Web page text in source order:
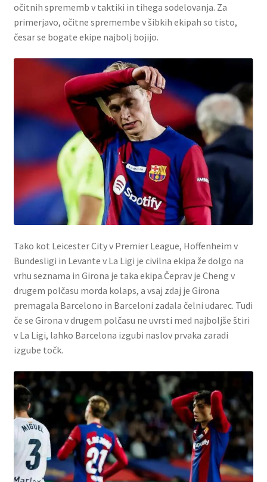
očitnih sprememb v taktiki in tihega sodelovanja. Za
primerjavo, očitne spremembe v šibkih ekipah so tisto,
česar se bogate ekipe najbolj bojijo.
Tako kot Leicester City v Premier League, Hoffenheim v
Bundesligi in Levante v La Ligi je civilna ekipa že dolgo na
vrhu seznama in Girona je taka ekipa.Čeprav je Cheng v
drugem polčasu morda kolaps, a vsaj zdaj je Girona
premagala Barcelono in Barceloni zadala čelni udarec. Tudi
če se Girona v drugem polčasu ne uvrsti med najboljše štiri
v La Ligi, lahko Barcelona izgubi naslov prvaka zaradi
izgube točk.